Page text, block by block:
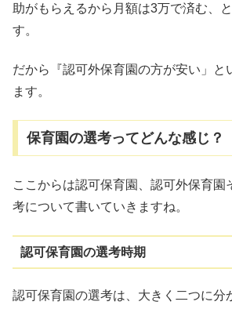
助がもらえるから月額は3万で済む、
す。
だから『認可外保育園の方が安い」と
ます。
保育園の選考ってどんな感じ？
ここからは認可保育園、認可外保育園
考について書いていきますね。
認可保育園の選考時期
認可保育園の選考は、大きく二つに分